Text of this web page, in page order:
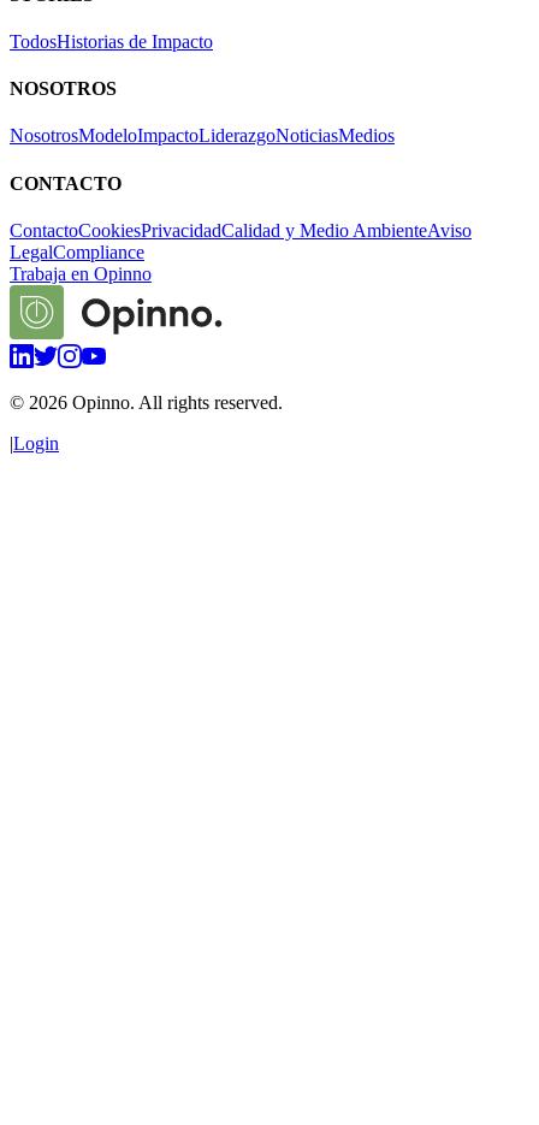
TodosHistorias de Impacto
NOSOTROS
NosotrosModeloImpactoLiderazgoNoticiasMedios
CONTACTO
ContactoCookiesPrivacidadCalidad y Medio AmbienteAviso
LegalCompliance
Trabaja en Opinno
© 2026 Opinno. All rights reserved.
|Login